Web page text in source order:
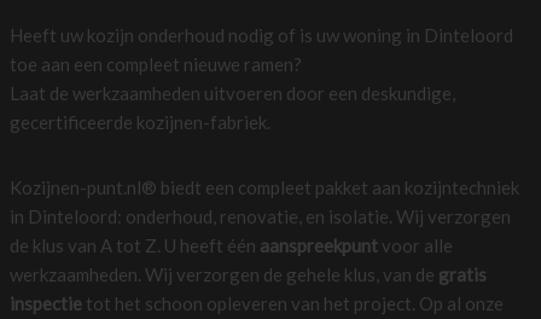
Heeft uw kozijn onderhoud nodig of is uw woning in Dinteloord
toe aan een compleet nieuwe ramen?
Laat de werkzaamheden uitvoeren door een deskundige,
gecertificeerde kozijnen-fabriek.
Kozijnen-punt.nl® biedt een compleet pakket aan kozijntechniek
in Dinteloord: onderhoud, renovatie, en isolatie. Wij verzorgen
de klus van A tot Z. U heeft één aanspreekpuntvoor alle
werkzaamheden. Wij verzorgen de gehele klus, van de gratis
inspectietot het schoon opleveren van het project. Op al onze